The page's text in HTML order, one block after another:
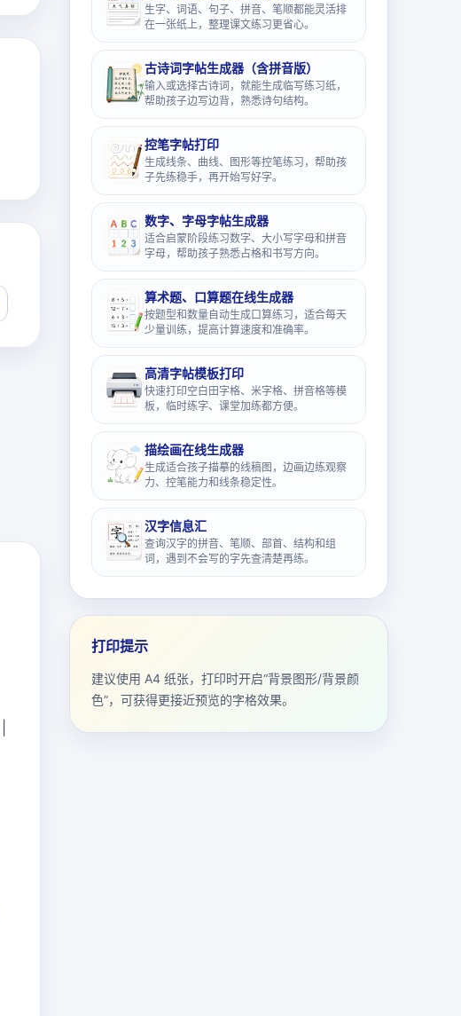
生字、词语、句子、拼音、笔顺都能灵活排
在一张纸上，整理课文练习更省心。
古诗词字帖生成器（含拼音版）
输入或选择古诗词，就能生成临写练习纸，
帮助孩子边写边背，熟悉诗句结构。
控笔字帖打印
生成线条、曲线、图形等控笔练习，帮助孩
子先练稳手，再开始写好字。
数字、字母字帖生成器
适合启蒙阶段练习数字、大小写字母和拼音
字母，帮助孩子熟悉占格和书写方向。
算术题、口算题在线生成器
按题型和数量自动生成口算练习，适合每天
少量训练，提高计算速度和准确率。
高清字帖模板打印
快速打印空白田字格、米字格、拼音格等模
板，临时练字、课堂加练都方便。
描绘画在线生成器
生成适合孩子描摹的线稿图，边画边练观察
力、控笔能力和线条稳定性。
汉字信息汇
查询汉字的拼音、笔顺、部首、结构和组
词，遇到不会写的字先查清楚再练。
打印提示
建议使用 A4 纸张，打印时开启“背景图形/背景颜
色”，可获得更接近预览的字格效果。